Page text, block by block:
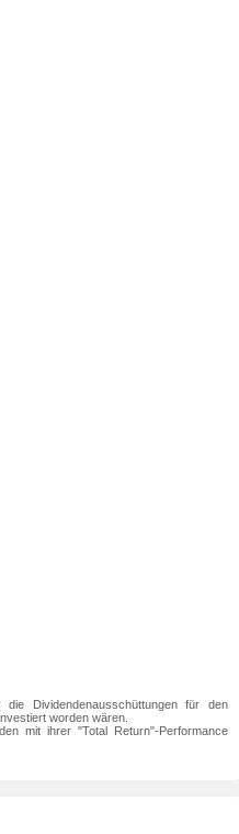
Dividendenausschüttungen für den
worden wären.
mit ihrer "Total Return"-Performance